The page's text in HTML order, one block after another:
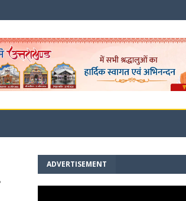
ADVERTISEMENT